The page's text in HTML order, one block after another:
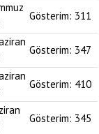
Gösterim: 311
Gösterim: 347
Gösterim: 410
Gösterim: 345